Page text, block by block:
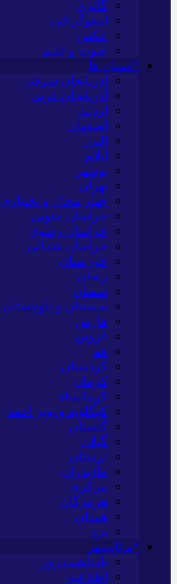
گالری
اینفوگرافی
عکس
صوت و فیلم
*استان ها
آذربایجان شرقی
آذربایجان غربی
اردبیل
اصفهان
البرز
ایلام
بوشهر
تهران
چهار محال و بختیاری
خراسان جنوبی
خراسان رضوی
خراسان شمالی
خوزستان
زنجان
سمنان
سیستان و بلوچستان
فارس
قزوین
قم
کردستان
کرمان
کرمانشاه
کهگلویه و بویر احمد
گلستان
گیلان
لرستان
مازندران
مرکزی
هرمزگان
همدان
یزد
*ماناسپهر
یادداشت روز
اطلاعیه